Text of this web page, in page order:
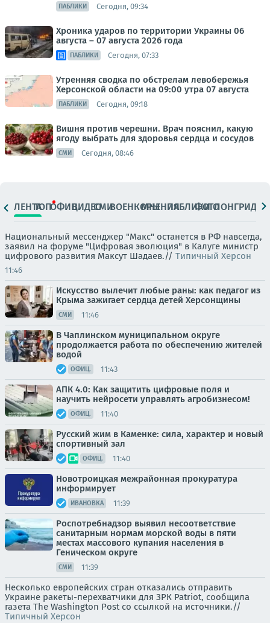
ПАБЛИКИ Сегодня, 09:34
Хроника ударов по территории Украины 06
августа – 07 августа 2026 года
ПАБЛИКИ Сегодня, 07:33
Утренняя сводка по обстрелам левобережья
Херсонской области на 09:00 утра 07 августа
ПАБЛИКИ Сегодня, 09:18
Вишня против черешни. Врач пояснил, какую
ягоду выбрать для здоровья сердца и сосудов
СМИ Сегодня, 08:46
ЛЕНТАТОПОФИЦ.ВИДЕОСМИВОЕНКОРЫМНЕНИЯПАБЛИКИ
ФОТОЛОНГРИДЫ
Национальный мессенджер "Макс" останется в РФ навсегда,
заявил на форуме "Цифровая эволюция" в Калуге министр
цифрового развития Максут Шадаев.// Типичный Херсон
11:46
Искусство вылечит любые раны: как педагог из
Крыма зажигает сердца детей Херсонщины
СМИ 11:46
В Чаплинском муниципальном округе
продолжается работа по обеспечению жителей
водой
ОФИЦ. 11:43
АПК 4.0: Как защитить цифровые поля и
научить нейросети управлять агробизнесом!
ОФИЦ. 11:40
Русский жим в Каменке: сила, характер и новый
спортивный зал
ОФИЦ. 11:40
Новотроицкая межрайонная прокуратура
информирует
ИВАНОВКА 11:39
Роспотребнадзор выявил несоответствие
санитарным нормам морской воды в пяти
местах массового купания населения в
Геническом округе
СМИ 11:39
Несколько европейских стран отказались отправить
Украине ракеты-перехватчики для ЗРК Patriot, сообщила
газета The Washington Post со ссылкой на источники.//
Типичный Херсон